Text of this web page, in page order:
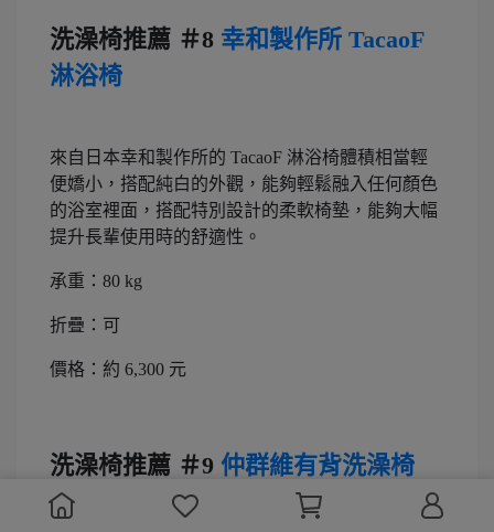
洗澡椅推薦 ＃8 幸和製作所 TacaoF
淋浴椅
來自日本幸和製作所的 TacaoF 淋浴椅體積相當輕
便嬌小，搭配純白的外觀，能夠輕鬆融入任何顏色
的浴室裡面，搭配特別設計的柔軟椅墊，能夠大幅
提升長輩使用時的舒適性。
承重：80 kg
折疊：可
價格：約 6,300 元
洗澡椅推薦 ＃9 仲群維有背洗澡椅